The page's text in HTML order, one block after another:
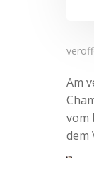
Am
vom
dem